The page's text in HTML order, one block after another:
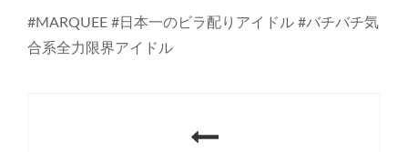
#MARQUEE #日本一のビラ配りアイドル #バチバチ気
合系全力限界アイドル